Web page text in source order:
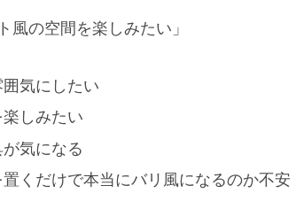
風の空間を楽しみたい」
気にしたい
しみたい
気になる
くだけで本当にバリ風になるのか不安